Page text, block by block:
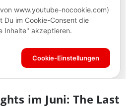
im Juni: The Last